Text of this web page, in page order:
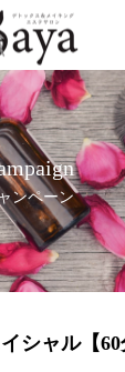
ンペーン
シャル【60